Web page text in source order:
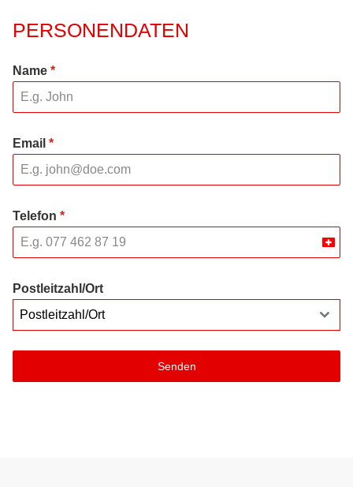
PERSONENDATEN
Name *
Email *
Telefon *
Postleitzahl/Ort
Postleitzahl/Ort
Senden